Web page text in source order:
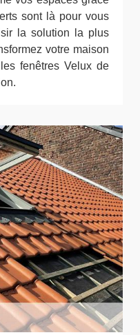
sont là pour vous
la solution la plus
votre maison
fenêtres Velux de